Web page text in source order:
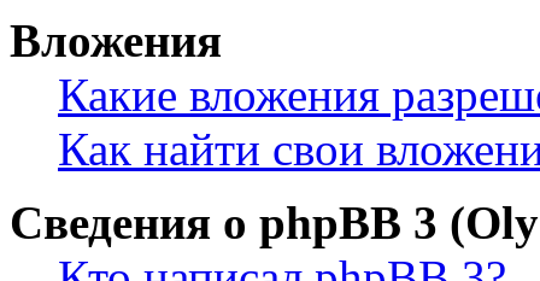
Вложения
Какие вложения
Как найти свои
Сведения о phpBB 3